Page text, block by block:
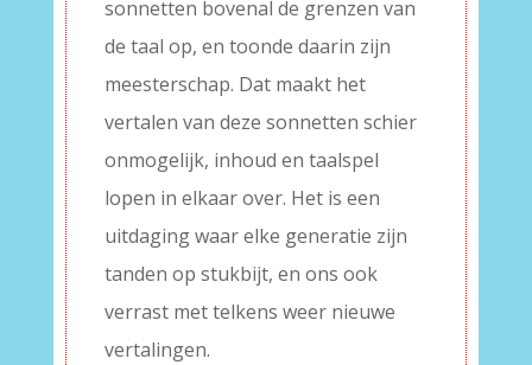
sonnetten bovenal de grenzen van
de taal op, en toonde daarin zijn
meesterschap. Dat maakt het
vertalen van deze sonnetten schier
onmogelijk, inhoud en taalspel
lopen in elkaar over. Het is een
uitdaging waar elke generatie zijn
tanden op stukbijt, en ons ook
verrast met telkens weer nieuwe
vertalingen.